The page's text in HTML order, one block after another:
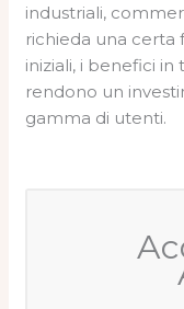
industriali,
richieda una certa
iniziali, i benefici
rendono un
gamma di utenti.